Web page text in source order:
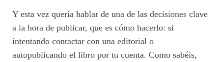
Y esta vez quería hablar de una de las decisiones clave
a la hora de publicar, que es cómo hacerlo: si
intentando contactar con una editorial o
autopublicando el libro por tu cuenta. Como sabéis,